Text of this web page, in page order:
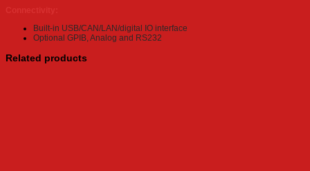
Built-in USB/CAN/LAN/digital IO interface
Optional GPIB, Analog and RS232
Related products